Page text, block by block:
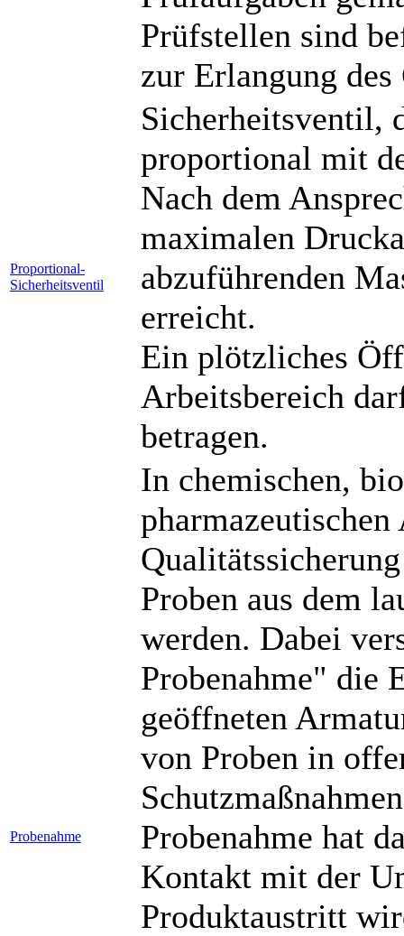
Prüfstellen sind
zur Erlangung
Proportional-
Sicherheitsventil
Sicherheitsventil,
proportional mit
Nach dem
maximalen
abzuführenden
erreicht.
Ein plötzliches
Arbeitsbereich
betragen.
Probenahme
In chemischen,
Proben aus dem
werden. Dabei
Probenahme" die
geöffneten
von Proben in
Probenahme hat
Kontakt mit der
Produktaustritt